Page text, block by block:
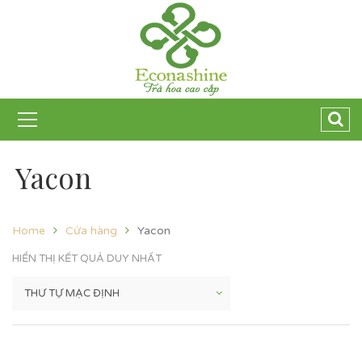
Yacon
Home Cửa hàng Yacon
HIỂN THỊ KẾT QUẢ DUY NHẤT